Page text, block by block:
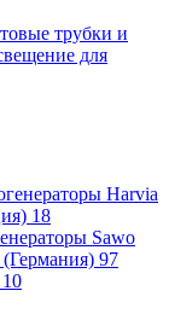
трубки и
для
Harvia
18
Sawo
97
10